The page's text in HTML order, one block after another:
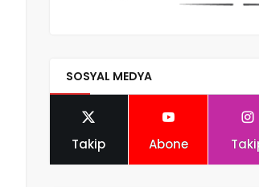
SOSYAL MEDYA
Takip Abone